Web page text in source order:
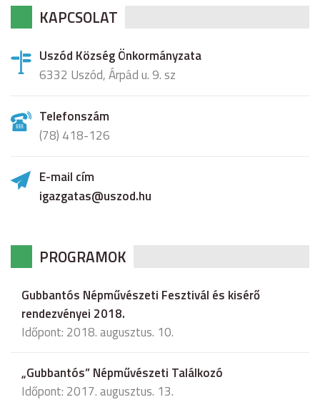
KAPCSOLAT
Uszód Község Önkormányzata
6332 Uszód, Árpád u. 9. sz
Telefonszám
(78) 418-126
E-mail cím
igazgatas@uszod.hu
PROGRAMOK
Gubbantós Népművészeti Fesztivál és kisérő
rendezvényei 2018.
Időpont: 2018. augusztus. 10.
„Gubbantós” Népművészeti Találkozó
Időpont: 2017. augusztus. 13.